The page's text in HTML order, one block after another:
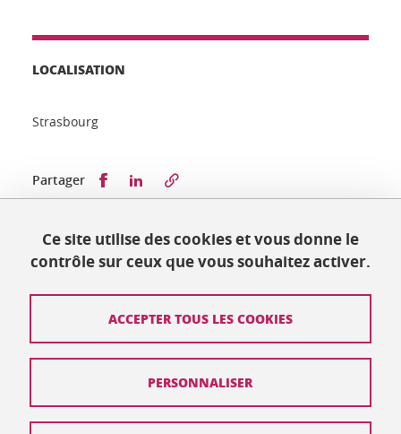
LOCALISATION
Strasbourg
Partager Partager sur Facebook
Partager sur LinkedIn
Publié le 17 février 2020
Mis à jour le 27 avril 2020
Contact
Ce site utilise des cookies et vous donne le
contrôle sur ceux que vous souhaitez activer.
ACCEPTER TOUS LES COOKIES
PERSONNALISER